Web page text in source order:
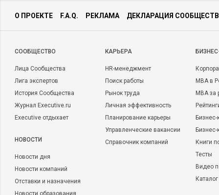
О ПРОЕКТЕ F.A.Q. РЕКЛАМА ДЕКЛАРАЦИЯ
CООБЩЕСТВО
Лица Сообщества
Лига экспертов
История Сообщества
Журнал Executive.ru
Executive отдыхает
НОВОСТИ
Новости дня
Новости компаний
Отставки и назначения
Новости образования
КАРЬЕРА
HR-менеджмент
Поиск работы
Рынок труда
Личная эффективность
Планирование карьеры
Управленческие вакансии
Справочник компаний
MBA в
MBA
Бизнес-
Книги
Тесты
Видео